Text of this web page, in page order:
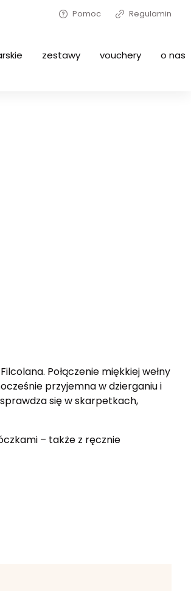
Pomoc Regulamin
zestawy vouchery o nas
Połączenie miękkiej wełny
przyjemna w dzierganiu i
się w skarpetkach,
– także z ręcznie